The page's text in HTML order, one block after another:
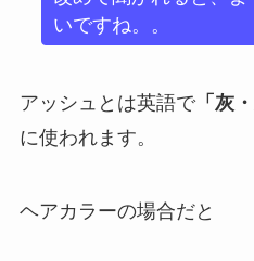
いですね。。
アッシュとは英語で「灰・
に使われます。
ヘアカラーの場合だと